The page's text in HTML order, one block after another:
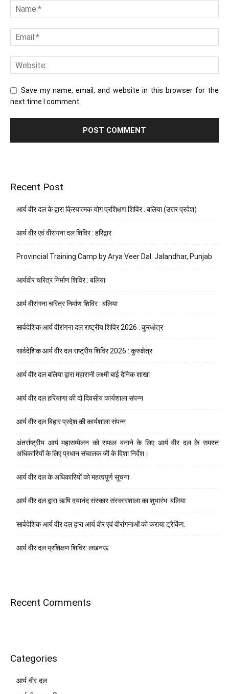
Save my name, email, and website in this browser for the
next time I comment.
Recent Post
आर्य वीर दल के द्वारा क्रियात्मक योग प्रशिक्षण शिविर : बलिया (उत्तर प्रदेश)
आर्य वीर एवं वीरांगना दल शिविर : हरिद्वार
Provincial Training Camp by Arya Veer Dal: Jalandhar, Punjab
आर्यवीर चरित्र निर्माण शिविर : बलिया
आर्य वीरांगना चरित्र निर्माण शिविर : बलिया
सार्वदेशिक आर्य वीरांगना दल राष्ट्रीय शिविर 2026 : कुरुक्षेत्र
सार्वदेशिक आर्य वीर दल राष्ट्रीय शिविर 2026 : कुरुक्षेत्र
आर्य वीर दल बलिया द्वारा महारानी लक्ष्मी बाई दैनिक शाखा
आर्य वीर दल हरियाणा की दो दिवसीय कार्यशाला संपन्न
आर्य वीर दल बिहार प्रदेश की कार्यशाला संपन्न
अंतर्राष्ट्रीय आर्य महासम्मेलन को सफल बनाने के लिए आर्य वीर दल के समस्त
अधिकारियों के लिए प्रधान संचालक जी के दिशा निर्देश।
आर्य वीर दल के अधिकारियों को महत्वपूर्ण सूचना
आर्य वीर दल द्वारा ऋषि दयानंद संस्कार संस्कारशाला का शुभारंभ: बलिया
सार्वदेशिक आर्य वीर दल द्वारा आर्य वीर एवं वीरांगनाओं को कराया ट्रैकिंग:
आर्य वीर दल प्रशिक्षण शिविर: लखनऊ
Recent Comments
Categories
आर्य वीर दल